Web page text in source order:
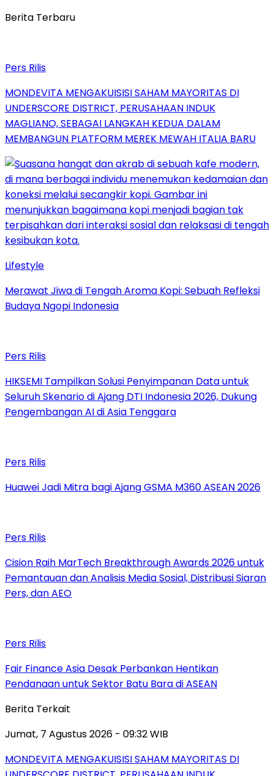
Berita Terbaru
Pers Rilis
MONDEVITA MENGAKUISISI SAHAM MAYORITAS DI
UNDERSCORE DISTRICT, PERUSAHAAN INDUK
MAGLIANO, SEBAGAI LANGKAH KEDUA DALAM
MEMBANGUN PLATFORM MEREK MEWAH ITALIA BARU
Lifestyle
Merawat Jiwa di Tengah Aroma Kopi: Sebuah Refleksi
Budaya Ngopi Indonesia
Pers Rilis
HIKSEMI Tampilkan Solusi Penyimpanan Data untuk
Seluruh Skenario di Ajang DTI Indonesia 2026, Dukung
Pengembangan AI di Asia Tenggara
Pers Rilis
Huawei Jadi Mitra bagi Ajang GSMA M360 ASEAN 2026
Pers Rilis
Cision Raih MarTech Breakthrough Awards 2026 untuk
Pemantauan dan Analisis Media Sosial, Distribusi Siaran
Pers, dan AEO
Pers Rilis
Fair Finance Asia Desak Perbankan Hentikan
Pendanaan untuk Sektor Batu Bara di ASEAN
Berita Terkait
Jumat, 7 Agustus 2026 - 09:32 WIB
MONDEVITA MENGAKUISISI SAHAM MAYORITAS DI